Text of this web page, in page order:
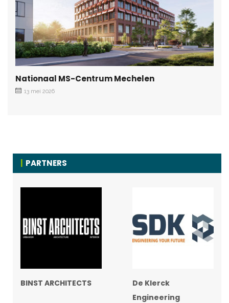
Nationaal MS-Centrum Mechelen
13 mei 2026
PARTNERS
BINST ARCHITECTS
De Klerck
Engineering